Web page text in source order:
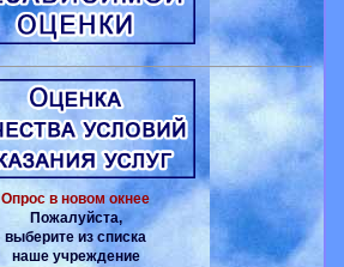
Опрос в новом окнее
Пожалуйста,
выберите из списка
наше учреждение